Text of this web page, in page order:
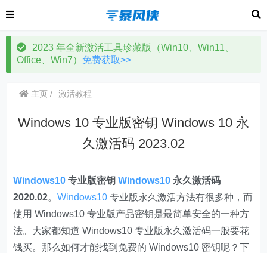
2023 年全新激活工具珍藏版（Win10、Win11、
Office、Win7） 免费获取>>
主页 激活教程
Windows 10 专业版密钥 Windows 10 永
久激活码 2023.02
Windows10 专业版密钥Windows10 永久激活码
2020.02。Windows10 专业版永久激活方法有很多种，而
使用 Windows10 专业版产品密钥是最简单安全的一种方
法。大家都知道 Windows10 专业版永久激活码一般要花
钱买。那么如何才能找到免费的 Windows10 密钥呢？下